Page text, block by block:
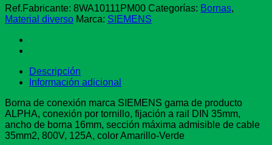
Ref.Fabricante: 8WA10111PM00 Categorías: Bornas,
Material diverso Marca: SIEMENS
Descripción
Información adicional
Borna de conexión marca SIEMENS gama de producto
ALPHA, conexión por tornillo, fijación a rail DIN 35mm,
ancho de borna 16mm, sección máxima admisible de cable
35mm2, 800V, 125A, color Amarillo-Verde